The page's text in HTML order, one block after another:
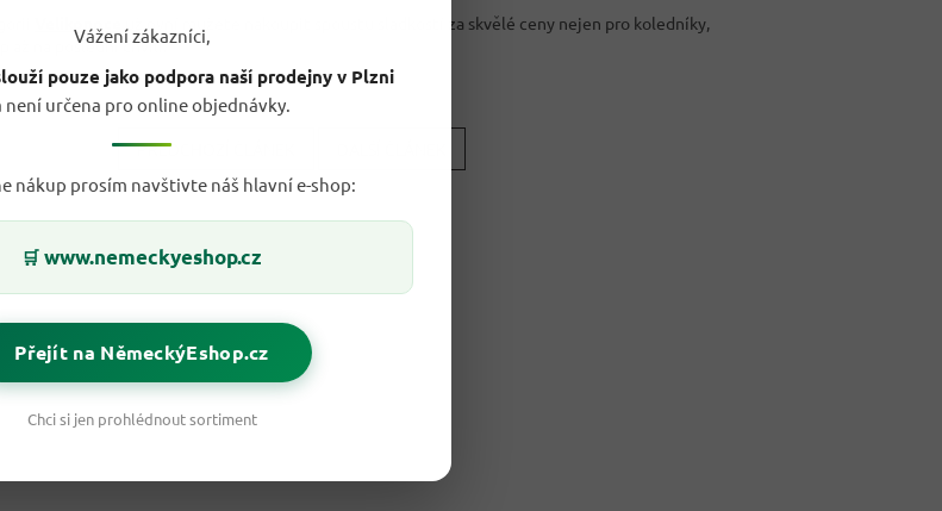
Vážení zákazníci,
pouze jako podpora naší prodejny v Plzni
není určena pro online objednávky.
nákup prosím navštivte náš hlavní e-shop:
🛒 www.nemeckyeshop.cz
Přejít na NěmeckýEshop.cz
Chci si jen prohlédnout sortiment
už nyní můžete nakoupit spoustu sladkostí za skvělé ceny nejen pro koledníky,
až na poslední chvíli.
PŘEDCHOZÍ ČLÁNEK